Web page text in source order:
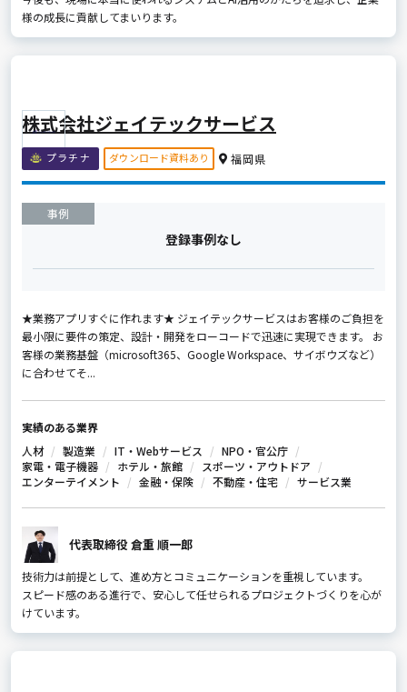
様の成長に貢献してまいります。
株式会社ジェイテックサービス
プラチナ ダウンロード資料あり 福岡県
事例
登録事例なし
★業務アプリすぐに作れます★ ジェイテックサービスはお客様のご負担を
最小限に要件の策定、設計・開発をローコードで迅速に実現できます。 お
客様の業務基盤（microsoft365、Google Workspace、サイボウズなど）
に合わせてそ...
実績のある業界
人材
製造業 IT・Webサービス
NPO・官公庁
家電・電子機器
ホテル・旅館
スポーツ・アウトドア
エンターテイメント
金融・保険 不動産・住宅 サービス業
代表取締役 倉重 順一郎
技術力は前提として、進め方とコミュニケーションを重視しています。
スピード感のある進行で、安心して任せられるプロジェクトづくりを心が
けています。